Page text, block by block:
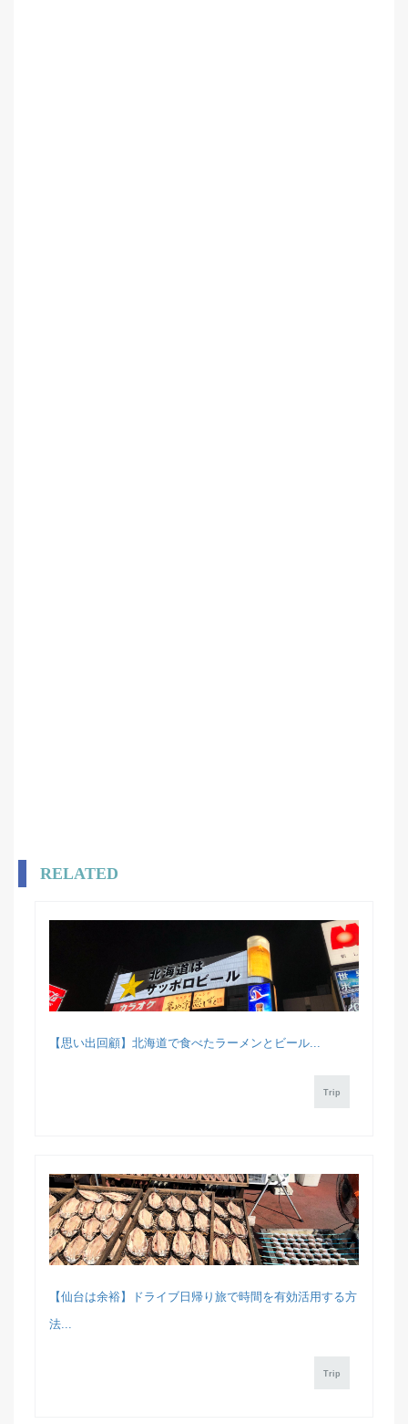
RELATED
【思い出回顧】北海道で食べたラーメンとビール...
Trip
【仙台は余裕】ドライブ日帰り旅で時間を有効活用する方
法...
Trip